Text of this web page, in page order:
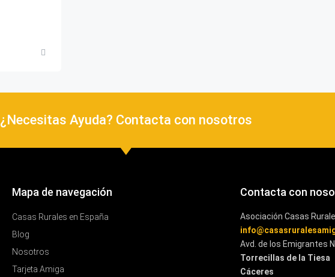
¿Necesitas Ayuda? Contacta con nosotros
Mapa de navegación
Casas Rurales en España
Blog
Nosotros
Tarjeta Amiga
Contacta con
Asociación Casas
Avd. de los Emigrantes
Torrecillas de la Tiesa
Cáceres